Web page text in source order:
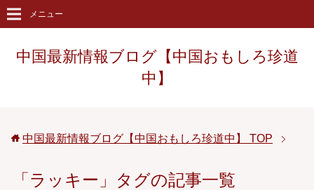
中国最新情報ブログ【中国おもしろ珍道
中】
メニュー
中国最新情報ブログ【中国おもしろ珍道中】 TOP
「ラッキー」タグの記事一覧